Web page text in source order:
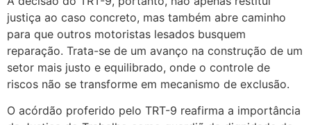
justiça ao caso concreto, mas também abre caminho
para que outros motoristas lesados busquem
reparação. Trata-se de um avanço na construção de um
setor mais justo e equilibrado, onde o controle de
riscos não se transforme em mecanismo de exclusão.
O acórdão proferido pelo TRT-9 reafirma a importância